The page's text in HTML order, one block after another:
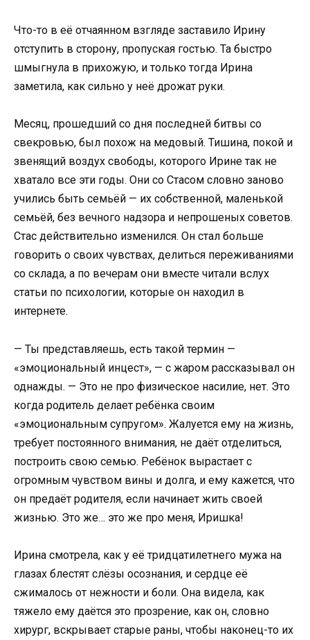
Что-то в её отчаянном взгляде заставило Ирину
отступить в сторону, пропуская гостью. Та быстро
шмыгнула в прихожую, и только тогда Ирина
заметила, как сильно у неё дрожат руки.
Месяц, прошедший со дня последней битвы со
свекровью, был похож на медовый. Тишина, покой и
звенящий воздух свободы, которого Ирине так не
хватало все эти годы. Они со Стасом словно заново
учились быть семьёй — их собственной, маленькой
семьёй, без вечного надзора и непрошеных советов.
Стас действительно изменился. Он стал больше
говорить о своих чувствах, делиться переживаниями
со склада, а по вечерам они вместе читали вслух
статьи по психологии, которые он находил в
интернете.
— Ты представляешь, есть такой термин —
«эмоциональный инцест», — с жаром рассказывал он
однажды. — Это не про физическое насилие, нет. Это
когда родитель делает ребёнка своим
«эмоциональным супругом». Жалуется ему на жизнь,
требует постоянного внимания, не даёт отделиться,
построить свою семью. Ребёнок вырастает с
огромным чувством вины и долга, и ему кажется, что
он предаёт родителя, если начинает жить своей
жизнью. Это же… это же про меня, Иришка!
Ирина смотрела, как у её тридцатилетнего мужа на
глазах блестят слёзы осознания, и сердце её
сжималось от нежности и боли. Она видела, как
тяжело ему даётся это прозрение, как он, словно
хирург, вскрывает старые раны, чтобы наконец-то их